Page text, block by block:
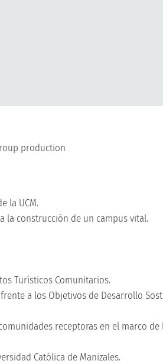
production
la UCM.
la construcción de un campus vital.
Turísticos Comunitarios.
a los Objetivos de Desarrollo
receptoras en el marco de
Católica de Manizales.